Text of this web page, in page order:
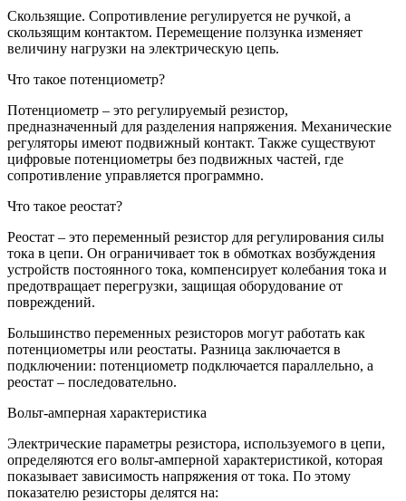
Скользящие. Сопротивление регулируется не ручкой, а
скользящим контактом. Перемещение ползунка изменяет
величину нагрузки на электрическую цепь.
Что такое потенциометр?
Потенциометр – это регулируемый резистор,
предназначенный для разделения напряжения. Механические
регуляторы имеют подвижный контакт. Также существуют
цифровые потенциометры без подвижных частей, где
сопротивление управляется программно.
Что такое реостат?
Реостат – это переменный резистор для регулирования силы
тока в цепи. Он ограничивает ток в обмотках возбуждения
устройств постоянного тока, компенсирует колебания тока и
предотвращает перегрузки, защищая оборудование от
повреждений.
Большинство переменных резисторов могут работать как
потенциометры или реостаты. Разница заключается в
подключении: потенциометр подключается параллельно, а
реостат – последовательно.
Вольт-амперная характеристика
Электрические параметры резистора, используемого в цепи,
определяются его вольт-амперной характеристикой, которая
показывает зависимость напряжения от тока. По этому
показателю резисторы делятся на: